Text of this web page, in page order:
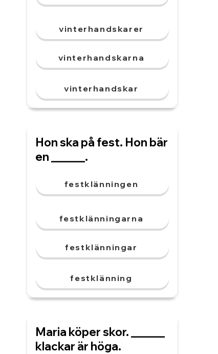
vinterhandskarer
vinterhandskarna
vinterhandskar
Hon ska på fest. Hon bär
en ______.
festklänningen
festklänningarna
festklänningar
festklänning
Maria köper skor. ______
klackar är höga.